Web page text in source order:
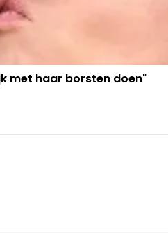
met haar borsten doen"